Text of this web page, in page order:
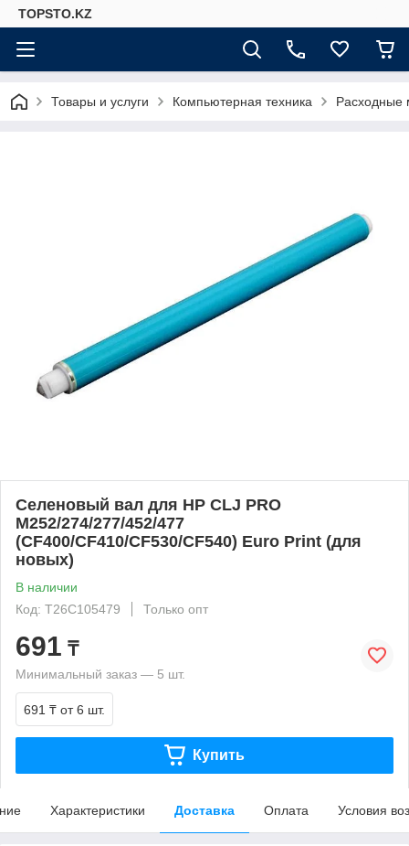
TOPSTO.KZ
Товары и услуги Компьютерная техника Расходные
Селеновый вал для HP CLJ PRO
M252/274/277/452/477
(CF400/CF410/CF530/CF540) Euro Print (для
новых)
В наличии
Код: T26C105479
Только опт
691 ₸
Минимальный заказ — 5 шт.
691 ₸ от 6 шт.
Купить
Характеристики Доставка Оплата Условия